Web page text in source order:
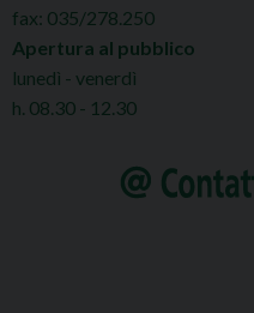
fax: 035/278.250
Apertura al pubblico
lunedì - venerdì
h. 08.30 - 12.30